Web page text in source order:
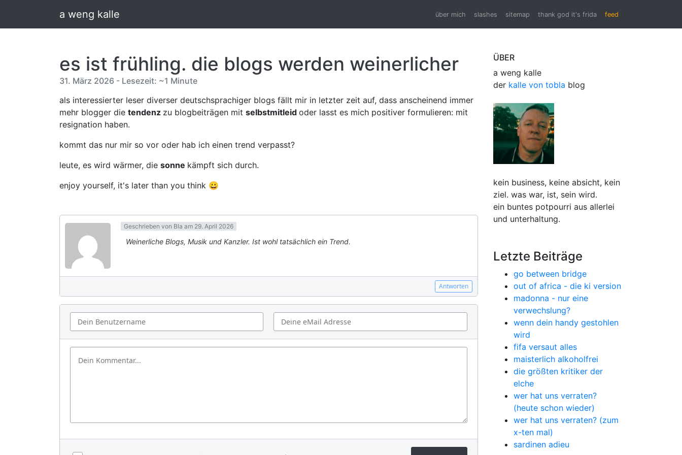
a weng kalle über mich slashes sitemap thank god it's frida feed
es ist frühling. die blogs werden weinerlicher
31. März 2026 - Lesezeit: ~1 Minute
als interessierter leser diverser deutschsprachiger blogs fällt mir in letzter zeit auf, dass anscheinend immer
mehr blogger die tendenz zu blogbeiträgen mit selbstmitleid oder lasst es mich positiver formulieren: mit
resignation haben.
kommt das nur mir so vor oder hab ich einen trend verpasst?
leute, es wird wärmer, die sonne kämpft sich durch.
enjoy yourself, it's later than you think 😀
Geschrieben von Bla am 29. April 2026
Weinerliche Blogs, Musik und Kanzler. Ist wohl tatsächlich ein Trend.
Antworten
ÜBER
a weng kalle
der kalle von tobla blog
kein business, keine absicht, kein
ziel. was war, ist, sein wird.
ein buntes potpourri aus allerlei
und unterhaltung.
Letzte Beiträge
go between bridge
out of africa - die ki version
madonna - nur eine
verwechslung?
wenn dein handy gestohlen
wird
fifa versaut alles
maisterlich alkoholfrei
die größten kritiker der
elche
wer hat uns verraten?
(heute schon wieder)
wer hat uns verraten? (zum
x-ten mal)
sardinen adieu